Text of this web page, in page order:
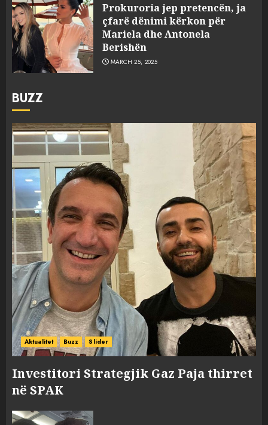
Prokuroria jep pretencën, ja
çfarë dënimi kërkon për
Mariela dhe Antonela
Berishën
MARCH 25, 2025
BUZZ
Aktualitet Buzz Slider
Investitori Strategjik Gaz Paja thirret
në SPAK